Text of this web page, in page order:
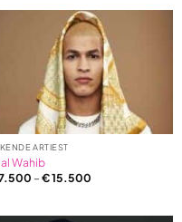
ARTIEST
Wahib
–€15.500